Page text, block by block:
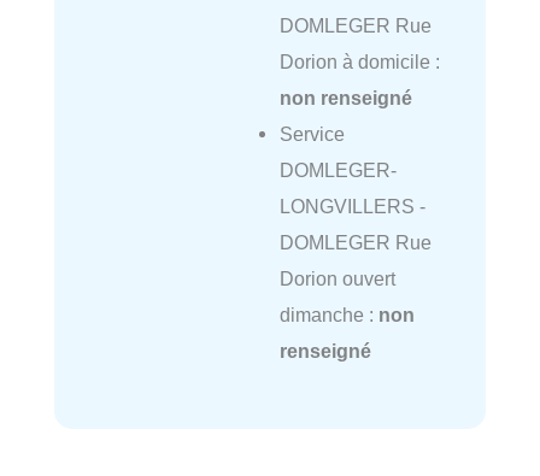
DOMLEGER Rue
Dorion à domicile :
non renseigné
Service
DOMLEGER-
LONGVILLERS -
DOMLEGER Rue
Dorion ouvert
dimanche : non
renseigné